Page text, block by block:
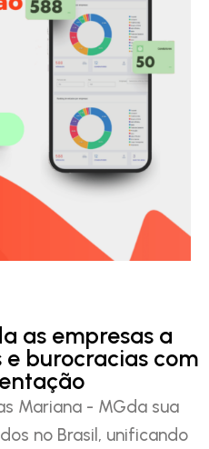
as empresas a
burocracias com
Mariana - MGda sua
no Brasil, unificando